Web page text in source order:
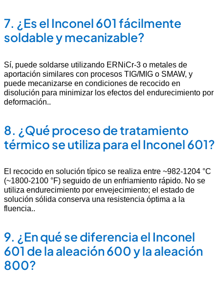
7. ¿Es el Inconel 601 fácilmente
soldable y mecanizable?
Sí, puede soldarse utilizando ERNiCr-3 o metales de
aportación similares con procesos TIG/MIG o SMAW, y
puede mecanizarse en condiciones de recocido en
disolución para minimizar los efectos del endurecimiento por
deformación..
8. ¿Qué proceso de tratamiento
térmico se utiliza para el Inconel 601?
El recocido en solución típico se realiza entre ~982-1204 °C
(~1800-2100 °F) seguido de un enfriamiento rápido. No se
utiliza endurecimiento por envejecimiento; el estado de
solución sólida conserva una resistencia óptima a la
fluencia..
9. ¿En qué se diferencia el Inconel
601 de la aleación 600 y la aleación
800?